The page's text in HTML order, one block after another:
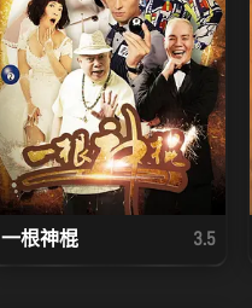
一根神棍 3.5